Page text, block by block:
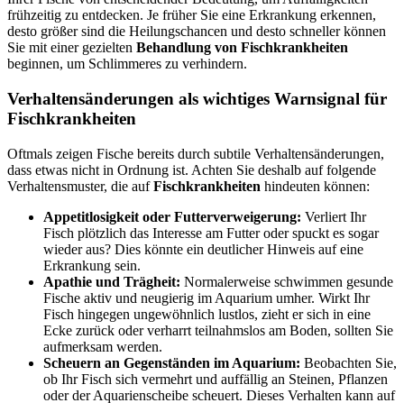
frühzeitig zu entdecken. Je früher Sie eine Erkrankung erkennen,
desto größer sind die Heilungschancen und desto schneller können
Sie mit einer gezielten Behandlung von Fischkrankheiten
beginnen, um Schlimmeres zu verhindern.
Verhaltensänderungen als wichtiges Warnsignal für
Fischkrankheiten
Oftmals zeigen Fische bereits durch subtile Verhaltensänderungen,
dass etwas nicht in Ordnung ist. Achten Sie deshalb auf folgende
Verhaltensmuster, die aufFischkrankheiten hindeuten können:
Appetitlosigkeit oder Futterverweigerung: Verliert Ihr
Fisch plötzlich das Interesse am Futter oder spuckt es sogar
wieder aus? Dies könnte ein deutlicher Hinweis auf eine
Erkrankung sein.
Apathie und Trägheit: Normalerweise schwimmen gesunde
Fische aktiv und neugierig im Aquarium umher. Wirkt Ihr
Fisch hingegen ungewöhnlich lustlos, zieht er sich in eine
Ecke zurück oder verharrt teilnahmslos am Boden, sollten Sie
aufmerksam werden.
Scheuern an Gegenständen im Aquarium: Beobachten Sie,
ob Ihr Fisch sich vermehrt und auffällig an Steinen, Pflanzen
oder der Aquarienscheibe scheuert. Dieses Verhalten kann auf